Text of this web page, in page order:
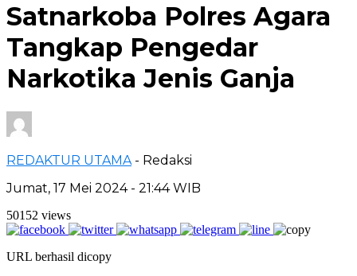
Satnarkoba Polres Agara
Tangkap Pengedar
Narkotika Jenis Ganja
REDAKTUR UTAMA - Redaksi
Jumat, 17 Mei 2024 - 21:44 WIB
50152 views
URL berhasil dicopy